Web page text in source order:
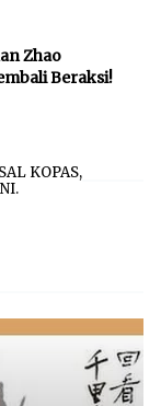
Zhao
Beraksi!
KOPAS,